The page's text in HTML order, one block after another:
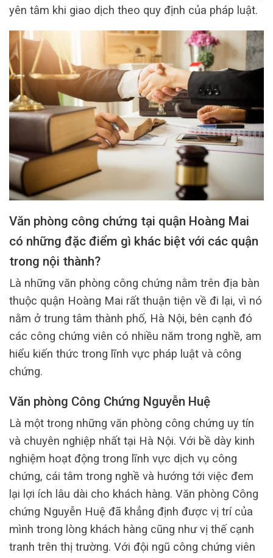
yên tâm khi giao dịch theo quy định của pháp luật.
Văn phòng công chứng tại quận Hoàng Mai
có những đặc điểm gì khác biệt với các quận
trong nội thành?
Là những văn phòng công chứng nằm trên địa bàn
thuộc quận Hoàng Mai rất thuận tiện về đi lại, vì nó
nằm ở trung tâm thành phố, Hà Nội, bên cạnh đó
các công chứng viên có nhiều năm trong nghề, am
hiểu kiến thức trong lĩnh vực pháp luật và công
chứng.
Văn phòng Công Chứng Nguyễn Huệ
Là một trong những văn phòng công chứng uy tín
và chuyên nghiệp nhất tại Hà Nội. Với bề dày kinh
nghiệm hoạt động trong lĩnh vực dịch vụ công
chứng, cái tâm trong nghề và hướng tới việc đem
lại lợi ích lâu dài cho khách hàng. Văn phòng Công
chứng Nguyễn Huệ đã khẳng định được vị trí của
mình trong lòng khách hàng cũng như vị thế cạnh
tranh trên thị trường. Với đội ngũ công chứng viên